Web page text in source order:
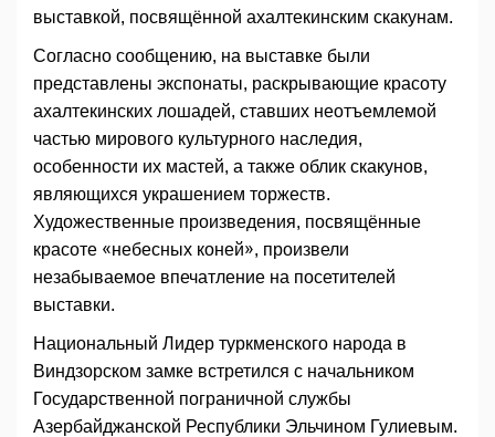
выставкой, посвящённой ахалтекинским скакунам.
Согласно сообщению, на выставке были
представлены экспонаты, раскрывающие красоту
ахалтекинских лошадей, ставших неотъемлемой
частью мирового культурного наследия,
особенности их мастей, а также облик скакунов,
являющихся украшением торжеств.
Художественные произведения, посвящённые
красоте «небесных коней», произвели
незабываемое впечатление на посетителей
выставки.
Национальный Лидер туркменского народа в
Виндзорском замке встретился с начальником
Государственной пограничной службы
Азербайджанской Республики Эльчином Гулиевым.